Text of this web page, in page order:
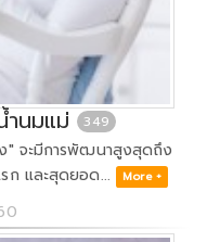
ำนมแม่ 349
ะมีการพัฒนาสูงสุดถึง
และสุดยอด...
More +